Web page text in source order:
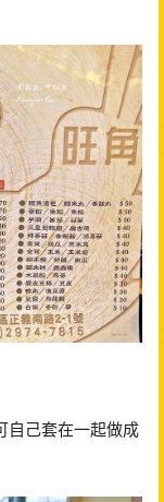
自己套在一起做成